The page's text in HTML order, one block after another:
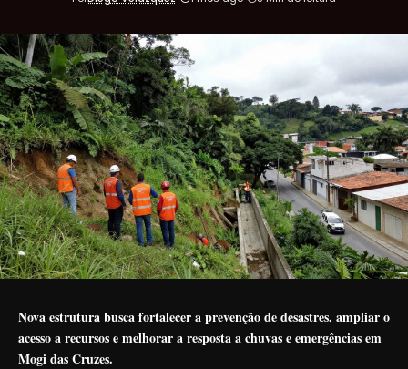
Nova estrutura busca fortalecer a prevenção de desastres, ampliar o
acesso a recursos e melhorar a resposta a chuvas e emergências em
Mogi das Cruzes.